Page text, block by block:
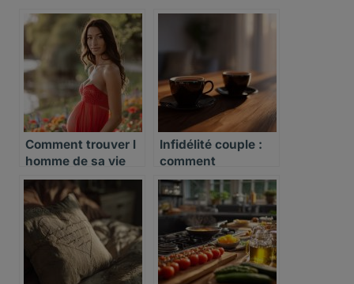
Comment trouver l
homme de sa vie
Infidélité couple :
comment
reconstruire la
confiance